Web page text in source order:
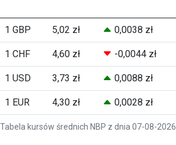
Tabela kursów średnich NBP z dnia 07-08-2026
1 GBP 5,02 zł 0,0038 zł
1 CHF 4,60 zł -0,0044 zł
1 USD 3,73 zł 0,0088 zł
1 EUR 4,30 zł 0,0028 zł